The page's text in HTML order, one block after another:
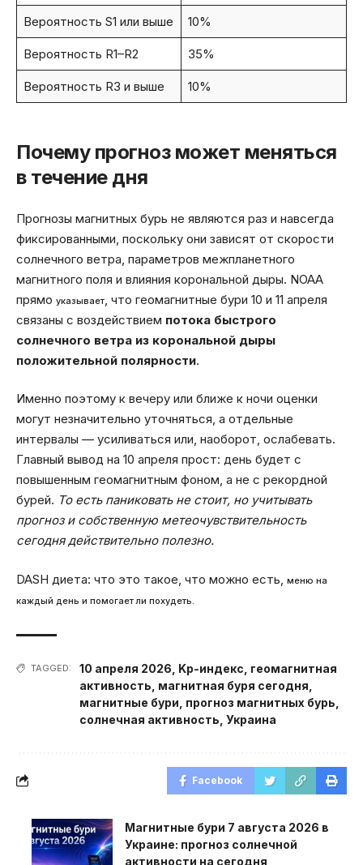
Вероятность S1 или выше 10%
Вероятность R1–R2 35%
Вероятность R3 и выше 10%
Почему прогноз может меняться
в течение дня
Прогнозы магнитных бурь не являются раз и навсегда
фиксированными, поскольку они зависят от скорости
солнечного ветра, параметров межпланетного
магнитного поля и влияния корональной дыры. NOAA
прямо указывает , что геомагнитные бури 10 и 11 апреля
связаны с воздействием потока быстрого
солнечного ветра из корональной дыры
положительной полярности.
Именно поэтому к вечеру или ближе к ночи оценки
могут незначительно уточняться, а отдельные
интервалы — усиливаться или, наоборот, ослабевать.
Главный вывод на 10 апреля прост: день будет с
повышенным геомагнитным фоном, а не с рекордной
бурей. То есть паниковать не стоит, но учитывать
прогноз и собственную метеочувствительность
сегодня действительно полезно.
DASH диета: что это такое, что можно есть,
меню на
каждый день и помогает ли похудеть.
TAGGED: 10 апреля 2026 Kp-индекс геомагнитная
активность магнитная буря сегодня
магнитные бури прогноз магнитных бурь
солнечная активность Украина
Facebook
Магнитные бури 7 августа 2026 в
Украине: прогноз солнечной
активности на сегодня